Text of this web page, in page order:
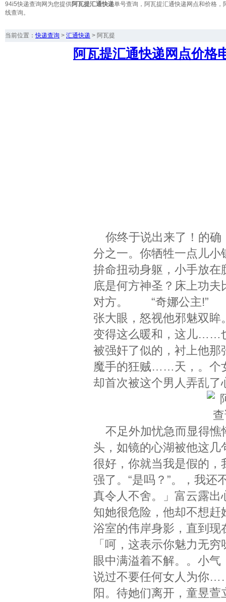
94i5快递查询网为您提供阿瓦提汇通快递单号查询，阿瓦提汇通快递网点和价格
线查询。
当前位置：快递查询 > 汇通快递 > 阿瓦提
阿瓦提汇通快递网点价格
你终于说出来了！的确
分之一。你牺牲一点儿
拚命扭动身躯，小手放在
底是何方神圣？床上功
对方。 “奇娜公主!” 奇
张大眼，怒视他邪魅双
变得这么暖和，这儿……
被强奸了似的，衬上他
魔手的狂贼……天，。个
却首次被这个男人弄乱了
不足外加忧急而显得憔
头，如镜的心湖被他这
很好，你就当我是假的，
强了。“是吗？”。，我还
真令人不舍。」富云露
知她很危险，他却不想
浴室的伟岸身影，直到现
「呵，这表示你魅力无
眼中满溢着不解。。小
说过不要任何女人为你
阳。待她们离开，童昱